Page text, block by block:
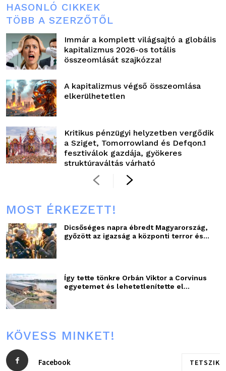
HASONLÓ CIKKEK
TÖBB A SZERZŐTŐL
Immár a komplett világsajtó a globális
kapitalizmus 2026-os totális
összeomlását szajkózza!
A kapitalizmus végső összeomlása
elkerülhetetlen
Kritikus pénzügyi helyzetben vergődik
a Sziget, Tomorrowland és Defqon.1
fesztiválok gazdája, gyökeres
struktúraváltás várható
MOST ÉRKEZETT!
Dicsőséges napra ébredt Magyarország,
győzött az igazság a központi terror és...
Így tette tönkre Orbán Viktor a Corvinus
egyetemet és lehetetlenítette el...
KÖVESS MINKET!
Facebook TETSZIK